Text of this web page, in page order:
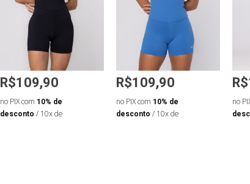
R$109,90
no PIX com 10% de
desconto / 10x de
R$109,90
no PIX com 10% de
desconto / 10x de
no